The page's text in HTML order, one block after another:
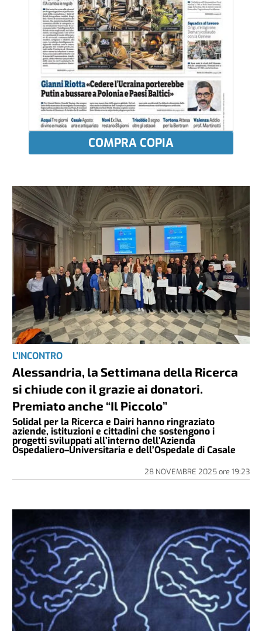
COMPRA COPIA
L'INCONTRO
Alessandria, la Settimana della Ricerca
si chiude con il grazie ai donatori.
Premiato anche “Il Piccolo”
Solidal per la Ricerca e Dairi hanno ringraziato
aziende, istituzioni e cittadini che sostengono i
progetti sviluppati all’interno dell’Azienda
Ospedaliero–Universitaria e dell’Ospedale di Casale
28 NOVEMBRE 2025ore 19:23